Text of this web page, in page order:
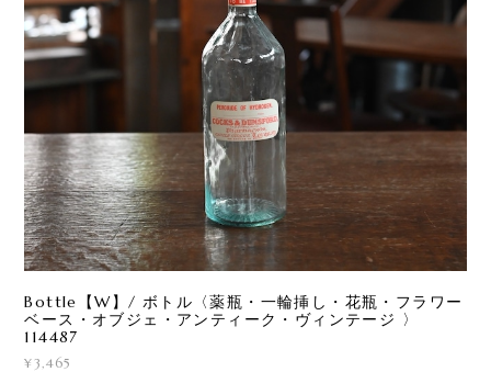
Bottle【W】/ ボトル〈薬瓶・一輪挿し・花瓶・フラワー
ベース・オブジェ・アンティーク・ヴィンテージ 〉
114487
¥3,465